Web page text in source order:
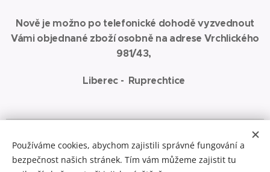
Nově je možno po telefonické dohodě vyzvednout
Vámi objednané zboží osobně na adrese Vrchlického
981/43,
Liberec - Ruprechtice
Zde najdete malbu akrylem na
plátno
Cookies
Používáme cookies, abychom zajistili správné fungování a
bezpečnost našich stránek. Tím vám můžeme zajistit tu